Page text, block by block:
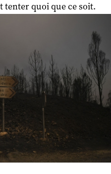
tenter quoi que ce soit.